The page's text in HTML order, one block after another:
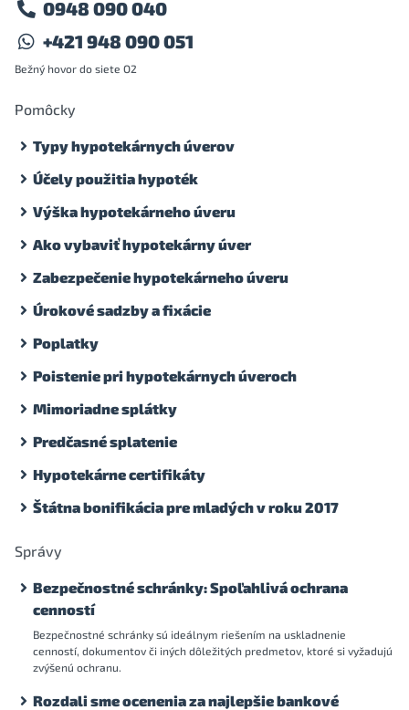
0948 090 040
+421 948 090 051
Bežný hovor do siete O2
Pomôcky
Typy hypotekárnych úverov
Účely použitia hypoték
Výška hypotekárneho úveru
Ako vybaviť hypotekárny úver
Zabezpečenie hypotekárneho úveru
Úrokové sadzby a fixácie
Poplatky
Poistenie pri hypotekárnych úveroch
Mimoriadne splátky
Predčasné splatenie
Hypotekárne certifikáty
Štátna bonifikácia pre mladých v roku 2017
Správy
Bezpečnostné schránky: Spoľahlivá ochrana
cenností
Bezpečnostné schránky sú ideálnym riešením na uskladnenie
cenností, dokumentov či iných dôležitých predmetov, ktoré si vyžadujú
zvýšenú ochranu.
Rozdali sme ocenenia za najlepšie bankové